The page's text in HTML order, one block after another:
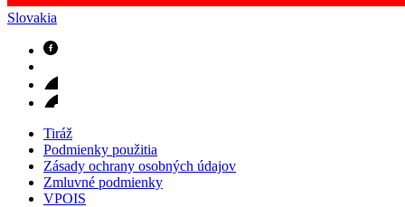
Slovakia
Tiráž
Podmienky použitia
Zásady ochrany osobných údajov
Zmluvné podmienky
VPOIS